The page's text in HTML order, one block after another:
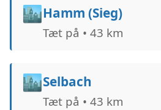
🏙️Hamm (Sieg)
Tæt på • 43 km
🏙️Selbach
Tæt på • 43 km